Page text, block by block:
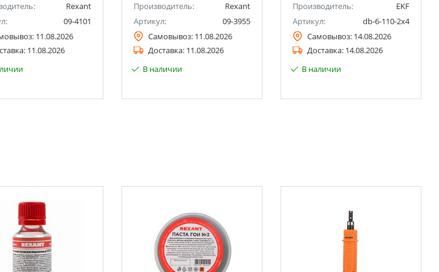
Rexant
09-4101
11.08.2026
11.08.2026
Производитель:
Rexant
Артикул:
09-3955
Самовывоз: 11.08.2026
Доставка: 11.08.2026
В наличии
Производитель:
EKF
Артикул:
db-6-110-2x4
Самовывоз: 14.08.2026
Доставка: 14.08.2026
В наличии